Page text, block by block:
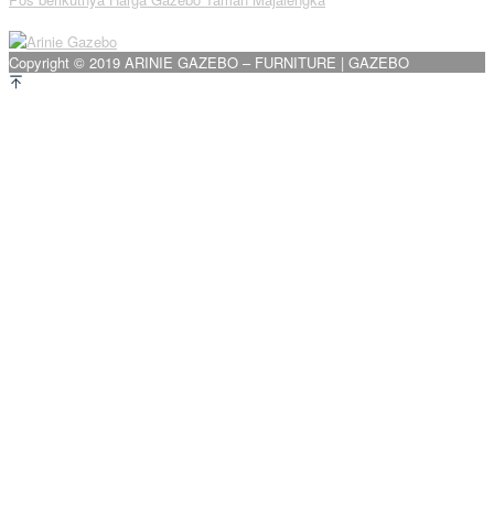
pos
Copyright © 2019 ARINIE GAZEBO – FURNITURE | GAZEBO